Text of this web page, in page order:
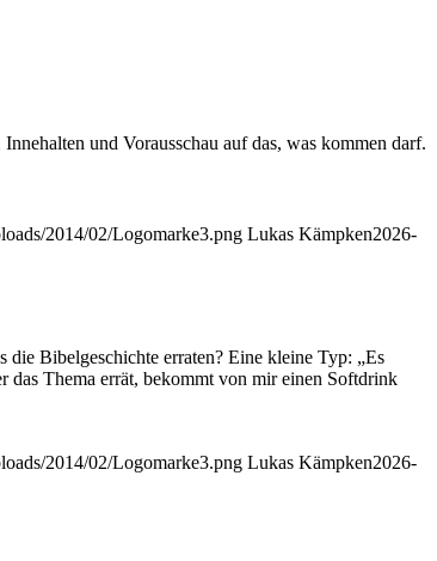
und Vorausschau auf das, was kommen darf.
2014/02/Logomarke3.png Lukas Kämpken2026-
Bibelgeschichte erraten? Eine kleine Typ: „Es
das Thema errät, bekommt von mir einen Softdrink
2014/02/Logomarke3.png Lukas Kämpken2026-